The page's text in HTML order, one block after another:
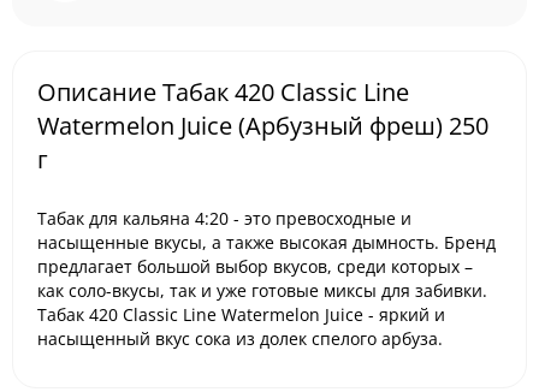
Описание Табак 420 Classic Line
Watermelon Juice (Арбузный фреш) 250
г
Табак для кальяна 4:20 - это превосходные и
насыщенные вкусы, а также высокая дымность. Бренд
предлагает большой выбор вкусов, среди которых –
как соло-вкусы, так и уже готовые миксы для забивки.
Табак 420 Classic Line Watermelon Juice - яркий и
насыщенный вкус сока из долек спелого арбуза.